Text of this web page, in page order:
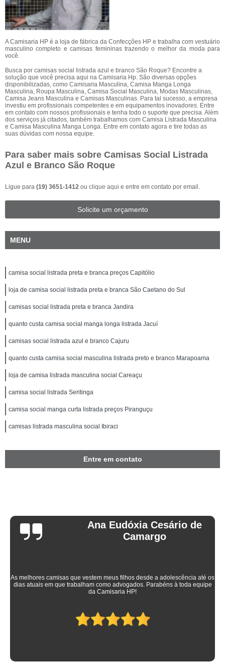
A Camisaria HP é a loja de fábrica da Confecções HP e trabalha com vestuário
masculino completo e camisas femininas trazendo o melhor da moda para
você.
Busca por camisas social listrada azul e branco São Roque? Encontre a
solução que você precisa aqui na Camisaria Hp. São diversas opções
disponibilizadas, como Camisaria Masculina, Camisa Manga Longa
Masculina, Roupa Masculina, Camisa Social Masculina, Modas Masculinas,
Camisa Jeans Masculina e Camisas Masculinas. Para tal sucesso, a empresa
investiu em profissionais competentes e em equipamentos inovadores. Entre
em contato com nossos profissionais e tenha todo o suporte que precisa. Além
dos serviços já citados, também trabalhamos com Camisa Listrada Masculina
e Camisa Masculina Manga Longa. Entre em contato agora e tire todas as
suas dúvidas com nossa equipe.
Para saber mais sobre Camisas Social Listrada
Azul e Branco São Roque
Ligue para (19) 3651-1412 ou clique aqui e entre em contato por email.
Solicite um orçamento
MENU
camisa social listrada preta e branca preços Capitólio
loja de camisa social listrada preta e branca São Caetano do Sul
camisas social listrada preta e branca Jandira
quanto custa camisa social manga longa listrada Jacuí
camisas social listrada azul e branco Cajuru
quanto custa camisa social masculina listrada preto e branco Marapoama
loja de camisa listrada masculina social Careaçu
camisa social listrada Seritinga
camisa social manga curta listrada preços Piranguçu
camisas listrada masculina social Ibiraci
Entre em contato
Ana Eudóxia Cesário de
Camargo
As melhores camisas que vestem meus filhos desde a adolescência até os
dias atuais em que trabalham como advogados. Parabéns à toda equipe
da Camisaria HP!